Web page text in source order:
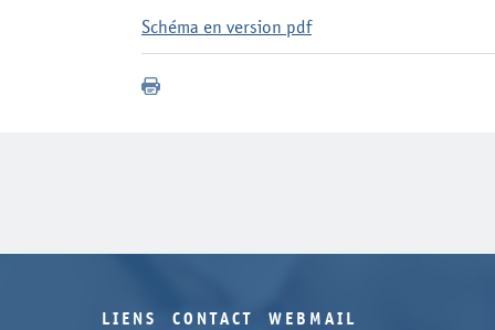
Schéma en version pdf
LIENS CONTACT WEBMAIL